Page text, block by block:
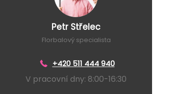
Petr Střelec
Florbalový specialista
+420 511 444 940
V pracovní dny: 8:00-16:30